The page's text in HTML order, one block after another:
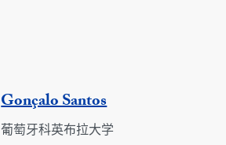
Gonçalo Santos
葡萄牙科英布拉大学